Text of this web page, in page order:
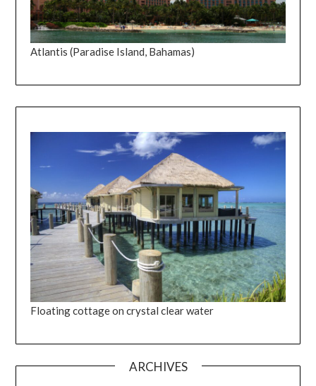
Atlantis (Paradise Island, Bahamas)
Floating cottage on crystal clear water
ARCHIVES